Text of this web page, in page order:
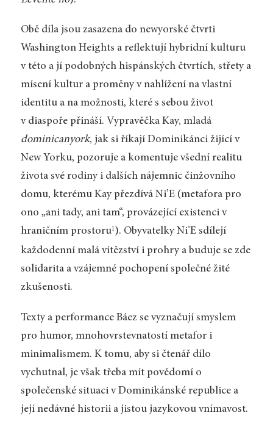
Obě díla jsou zasazena do newyorské čtvrti
Washington Heights a reflektují hybridní kulturu
v této a jí podobných hispánských čtvrtích, střety a
mísení kultur a proměny v nahlížení na vlastní
identitu a na možnosti, které s sebou život
v diaspoře přináší. Vypravěčka Kay, mladá
dominicanyork, jak si říkají Dominikánci žijící v
New Yorku, pozoruje a komentuje všední realitu
života své rodiny i dalších nájemnic činžovního
domu, kterému Kay přezdívá Ni’E (metafora pro
ono „ani tady, ani tam“, provázející existenci v
hraničním prostoru1 ). Obyvatelky Ni’E sdílejí
každodenní malá vítězství i prohry a buduje se zde
solidarita a vzájemné pochopení společné žité
zkušenosti.
Texty a performance Báez se vyznačují smyslem
pro humor, mnohovrstevnatostí metafor i
minimalismem. K tomu, aby si čtenář dílo
vychutnal, je však třeba mít povědomí o
společenské situaci v Dominikánské republice a
její nedávné historii a jistou jazykovou vnímavost.